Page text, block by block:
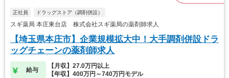
正社員 ドラッグストア（調剤併設）
スギ薬局 本庄東台店 株式会社スギ薬局の薬剤師求人
【埼玉県本庄市】企業規模拡大中！大手調剤併設ドラ
ッグチェーンの薬剤師求人
給与
【月収】27.0万円以上
【年収】400万円～740万円モデル